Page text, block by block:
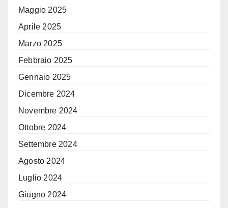
Maggio 2025
Aprile 2025
Marzo 2025
Febbraio 2025
Gennaio 2025
Dicembre 2024
Novembre 2024
Ottobre 2024
Settembre 2024
Agosto 2024
Luglio 2024
Giugno 2024